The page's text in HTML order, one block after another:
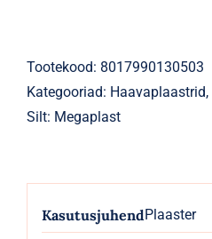
kogus
Tootekood: 8017990130503
Kategooriad: Haavaplaastrid,
Silt: Megaplast
KasutusjuhendPlaaster